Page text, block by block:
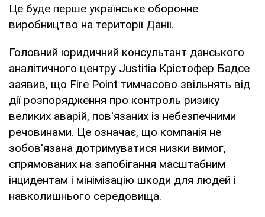
Це буде перше українське оборонне
виробництво на території Данії.
Головний юридичний консультант данського
аналітичного центру Justitia Крістофер Бадсе
заявив, що Fire Point тимчасово звільнять від
дії розпорядження про контроль ризику
великих аварій, пов'язаних із небезпечними
речовинами. Це означає, що компанія не
зобов'язана дотримуватися низки вимог,
спрямованих на запобігання масштабним
інцидентам і мінімізацію шкоди для людей і
навколишнього середовища.